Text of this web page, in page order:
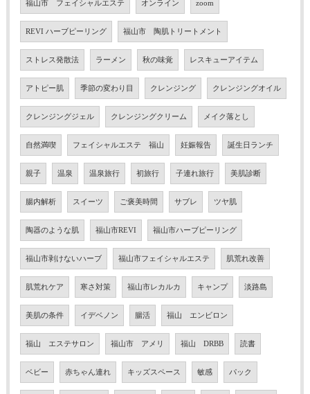
福山市 フェイシャルエステ オンライン zoom
REVI ハーブピーリング 福山市 陶肌トリートメント
ストレス発散法 ラーメン 秋の味覚 レスキューアイテム
アトピー肌 季節の変わり目 クレンジング クレンジングオイル
クレンジングジェル クレンジングクリーム メイク落とし
自然満喫 フェイシャルエステ 福山 妊娠報告 誕生日ランチ
親子 温泉 温泉旅行 初旅行 子連れ旅行 美肌診断
腸内解析 スイーツ ご褒美時間 サブレ ツヤ肌
陶器のような肌 福山市REVI 福山市ハーブピーリング
福山市剥けないハーブ 福山市フェイシャルエステ 肌荒れ改善
肌荒れケア 寒さ対策 福山市レカルカ キャンプ 淡路島
美肌の条件 イデベノン 腸活 福山 エンビロン
福山 エステサロン 福山市 アメリ 福山 DRBB 読書
ベビー 赤ちゃん連れ キッズスペース 敏感 パック